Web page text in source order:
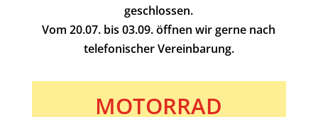
geschlossen.
Vom 20.07. bis 03.09. öffnen wir gerne nach
telefonischer Vereinbarung.
MOTORRAD